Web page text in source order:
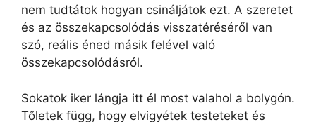
nem tudtátok hogyan csináljátok ezt. A szeretet
és az összekapcsolódás visszatéréséről van
szó, reális éned másik felével való
összekapcsolódásról.
Sokatok iker lángja itt él most valahol a bolygón.
Tőletek függ, hogy elvigyétek testeteket és